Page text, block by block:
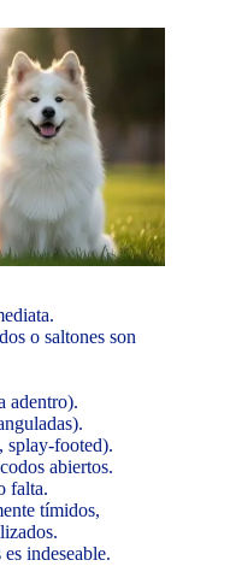
o saltones son
adentro).
splay-footed).
abiertos.
falta.
tímidos,
indeseable.